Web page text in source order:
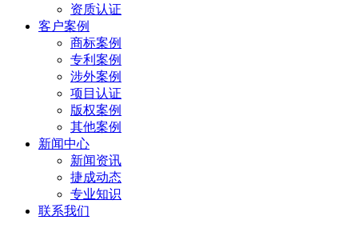
资质认证
客户案例
商标案例
专利案例
涉外案例
项目认证
版权案例
其他案例
新闻中心
新闻资讯
捷成动态
专业知识
联系我们